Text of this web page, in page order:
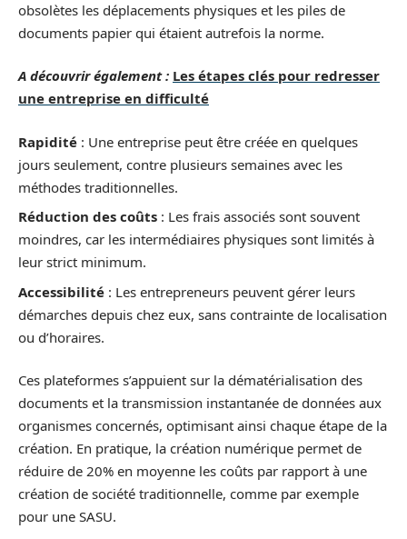
obsolètes les déplacements physiques et les piles de
documents papier qui étaient autrefois la norme.
A découvrir également : Les étapes clés pour redresser
une entreprise en difficulté
Rapidité : Une entreprise peut être créée en quelques
jours seulement, contre plusieurs semaines avec les
méthodes traditionnelles.
Réduction des coûts : Les frais associés sont souvent
moindres, car les intermédiaires physiques sont limités à
leur strict minimum.
Accessibilité : Les entrepreneurs peuvent gérer leurs
démarches depuis chez eux, sans contrainte de localisation
ou d’horaires.
Ces plateformes s’appuient sur la dématérialisation des
documents et la transmission instantanée de données aux
organismes concernés, optimisant ainsi chaque étape de la
création. En pratique, la création numérique permet de
réduire de 20% en moyenne les coûts par rapport à une
création de société traditionnelle, comme par exemple
pour une SASU.